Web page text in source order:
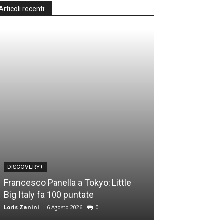
recenti:
DISCOVERY+
Francesco Panella a Tokyo: Little
Big Italy fa 100 puntate
Loris Zanini - 6 Agosto 2026 0